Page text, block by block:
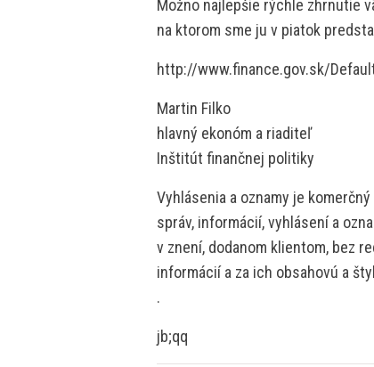
Možno najlepšie rýchle zhrnutie
na ktorom sme ju v piatok
http://www.finance.gov.sk/
Martin Filko
hlavný ekonóm a riaditeľ
Inštitút finančnej politiky
Vyhlásenia a oznamy je
správ, informácií, vyhlásení a
v znení, dodanom klientom, bez
informácií a za ich obsahovú a
.
jb;qq